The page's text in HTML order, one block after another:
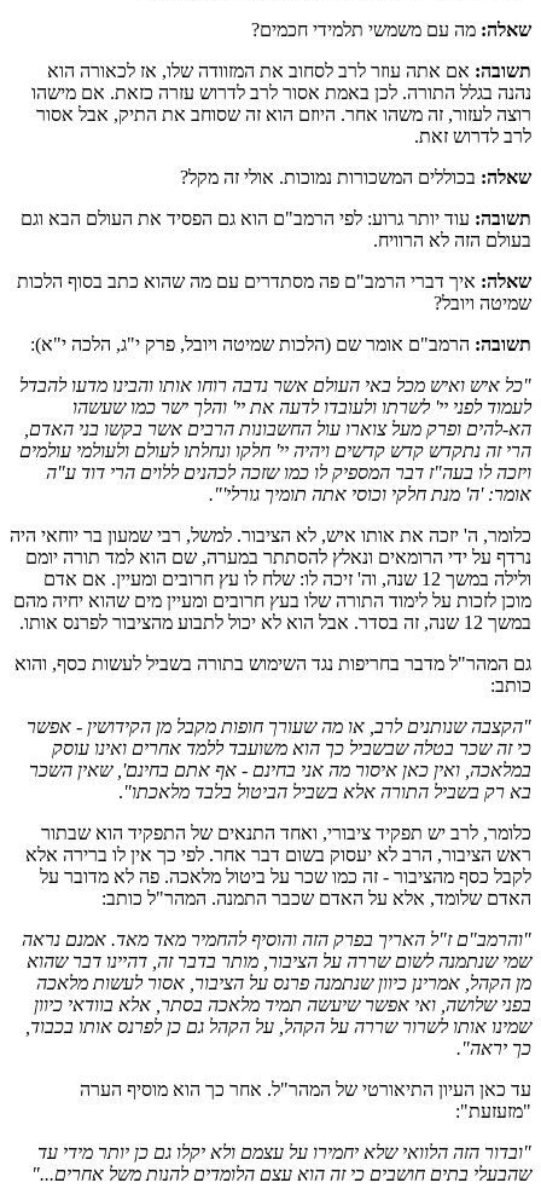
שאלה: מה עם משמשי תלמידי חכמים?
תשובה: אם אתה עוזר לרב לסחוב את המזוודה שלו, אז לכאורה הוא
נהנה בגלל התורה. לכן באמת אסור לרב לדרוש עזרה כזאת. אם מישהו
רוצה לעזור, זה משהו אחר. היוזם הוא זה שסוחב את התיק, אבל אסור
לרב לדרוש זאת.
שאלה: בכוללים המשכורות נמוכות. אולי זה מקל?
תשובה: עוד יותר גרוע: לפי הרמב"ם הוא גם הפסיד את העולם הבא וגם
בעולם הזה לא הרוויח.
שאלה: איך דברי הרמב"ם פה מסתדרים עם מה שהוא כתב בסוף הלכות
שמיטה ויובל?
תשובה: הרמב"ם אומר שם (הלכות שמיטה ויובל, פרק י"ג, הלכה י"א):
"כל איש ואיש מכל באי העולם אשר נדבה רוחו אותו והבינו מדעו להבדל
לעמוד לפני יי' לשרתו ולעובדו לדעה את יי' והלך ישר כמו שעשהו
הא-להים ופרק מעל צוארו עול החשבונות הרבים אשר בקשו בני האדם,
הרי זה נתקדש קדש קדשים ויהיה יי' חלקו ונחלתו לעולם ולעולמי עולמים
ויזכה לו בעה"ז דבר המספיק לו כמו שזכה לכהנים ללוים הרי דוד ע"ה
אומר: 'ה' מנת חלקי וכוסי אתה תומיך גורלי'".
כלומר, ה' יזכה את אותו איש, לא הציבור. למשל, רבי שמעון בר יוחאי היה
נרדף על ידי הרומאים ונאלץ להסתתר במערה, שם הוא למד תורה יומם
ולילה במשך 12 שנה, וה' זיכה לו: שלח לו עץ חרובים ומעיין. אם אדם
מוכן לזכות על לימוד התורה שלו בעץ חרובים ומעיין מים שהוא יחיה מהם
במשך 12 שנה, זה בסדר. אבל הוא לא יכול לתבוע מהציבור לפרנס אותו.
גם המהר"ל מדבר בחריפות נגד השימוש בתורה בשביל לעשות כסף, והוא
כותב:
"הקצבה שנותנים לרב, או מה שעורך חופות מקבל מן הקידושין - אפשר
כי זה שכר בטלה שבשביל כך הוא משועבד ללמד אחרים ואינו עוסק
במלאכה, ואין כאן איסור מה אני בחינם - אף אתם בחינם', שאין השכר
בא רק בשביל התורה אלא בשביל הביטול בלבד מלאכתו".
כלומר, לרב יש תפקיד ציבורי, ואחד התנאים של התפקיד הוא שבתור
ראש הציבור, הרב לא יעסוק בשום דבר אחר. לפי כך אין לו ברירה אלא
לקבל כסף מהציבור - זה כמו שכר על ביטול מלאכה. פה לא מדובר על
האדם שלומד, אלא על האדם שכבר התמנה. המהר"ל כותב:
"והרמב"ם ז"ל האריך בפרק הזה והוסיף להחמיר מאד מאד. אמנם נראה
שמי שנתמנה לשום שררה על הציבור, מותר בדבר זה, דהיינו דבר שהוא
מן הקהל, אמרינן כיוון שנתמנה פרנס על הציבור, אסור לעשות מלאכה
בפני שלושה, ואי אפשר שיעשה תמיד מלאכה בסתר, אלא בוודאי כיוון
שמינו אותו לשרור שררה על הקהל, על הקהל גם כן לפרנס אותו בכבוד,
כך יראה".
עד כאן העיון התיאורטי של המהר"ל. אחר כך הוא מוסיף הערה
"מזעזעת":
"ובדור הזה הלוואי שלא יחמירו על עצמם ולא יקלו גם כן יותר מידי עד
שהבעלי בתים חושבים כי זה הוא עצם הלומדים להנות משל אחרים..."